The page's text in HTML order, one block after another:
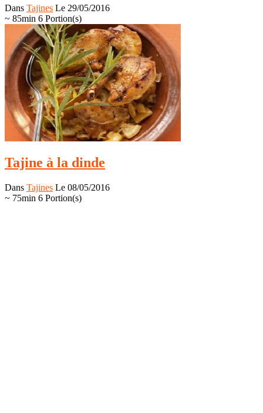
Dans Tajines Le 29/05/2016
~ 85min 6 Portion(s)
Tajine à la dinde
Dans Tajines Le 08/05/2016
~ 75min 6 Portion(s)